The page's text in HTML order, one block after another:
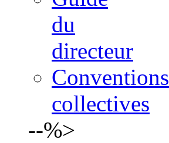
du
directeur
Conventions
collectives
--%>